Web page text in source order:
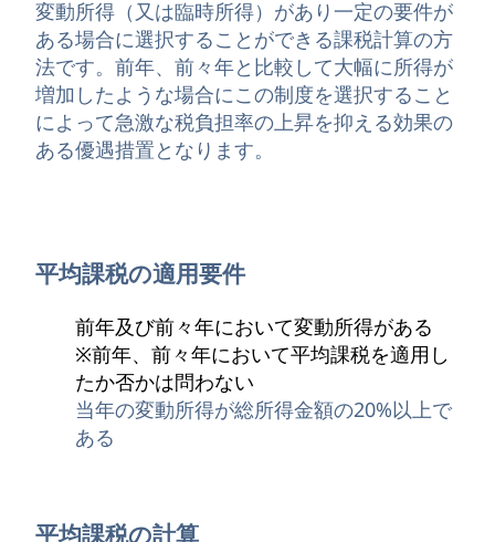
変動所得（又は臨時所得）があり一定の要件が
ある場合に選択することができる課税計算の方
法です。前年、前々年と比較して大幅に所得が
増加したような場合にこの制度を選択すること
によって急激な税負担率の上昇を抑える効果の
ある優遇措置となります。
平均課税の適用要件
前年及び前々年において変動所得がある
※前年、前々年において平均課税を適用し
たか否かは問わない
当年の変動所得が総所得金額の20%以上で
ある
平均課税の計算